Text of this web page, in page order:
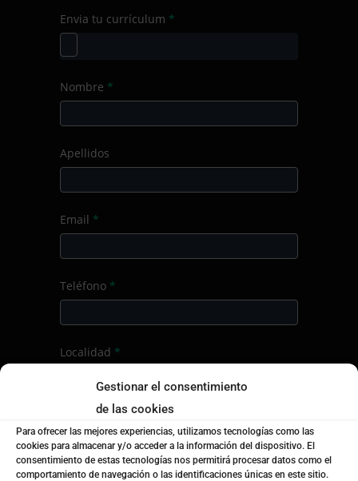
Gestionar el consentimiento
de las cookies
Para ofrecer las mejores experiencias, utilizamos tecnologías como las
cookies para almacenar y/o acceder a la información del dispositivo. El
consentimiento de estas tecnologías nos permitirá procesar datos como el
comportamiento de navegación o las identificaciones únicas en este sitio.
Envia tu currículum *
Nombre *
Apellidos
Email *
Teléfono *
Localidad *
¿Empresa o particular?
Empresa
Particular